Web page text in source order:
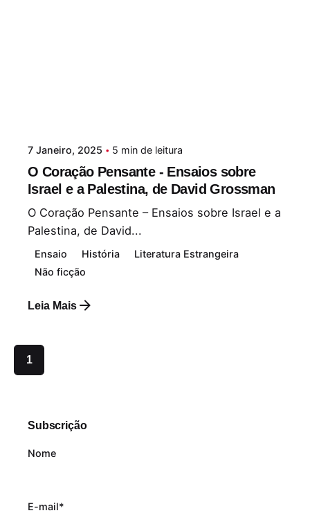
7 Janeiro, 2025 5 min de leitura
O Coração Pensante - Ensaios sobre
Israel e a Palestina, de David Grossman
O Coração Pensante – Ensaios sobre Israel e a
Palestina, de David...
Ensaio História
Literatura Estrangeira
Não ficção
Leia Mais
1
Subscrição
Nome
E-mail*